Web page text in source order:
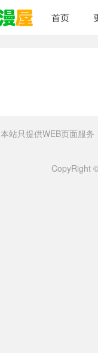
首页
本站只提供WEB页面服务
CopyRight